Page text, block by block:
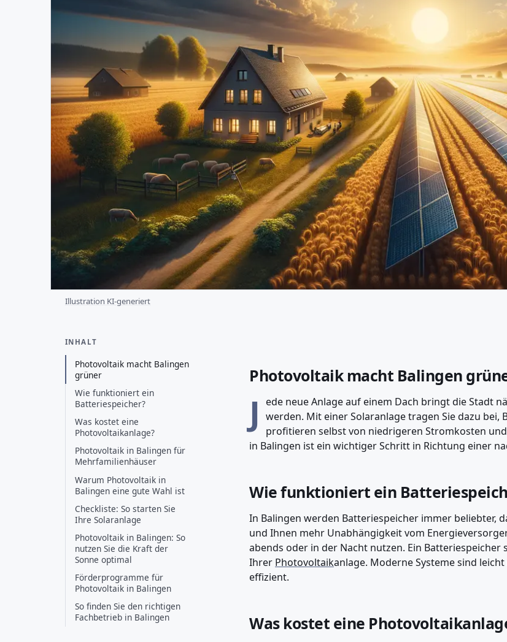
Illustration KI-generiert
INHALT
Photovoltaik macht Balingen
grüner
Wie funktioniert ein
Batteriespeicher?
Was kostet eine
Photovoltaikanlage?
Photovoltaik in Balingen für
Mehrfamilienhäuser
Warum Photovoltaik in
Balingen eine gute Wahl ist
Checkliste: So starten Sie
Ihre Solaranlage
Photovoltaik in Balingen: So
nutzen Sie die Kraft der
Sonne optimal
Förderprogramme für
Photovoltaik in Balingen
So finden Sie den richtigen
Fachbetrieb in Balingen
Photovoltaik macht Balingen
J
ede neue Anlage auf einem Dach bringt die Stadt
werden. Mit einer Solaranlage tragen Sie dazu bei,
profitieren selbst von niedrigeren Stromkosten
in Balingen ist ein wichtiger Schritt in Richtung einer
Wie funktioniert ein
In Balingen werden Batteriespeicher immer beliebter,
und Ihnen mehr Unabhängigkeit vom
abends oder in der Nacht nutzen. Ein
Ihrer Photovoltaikanlage. Moderne Systeme sind
effizient.
Was kostet eine